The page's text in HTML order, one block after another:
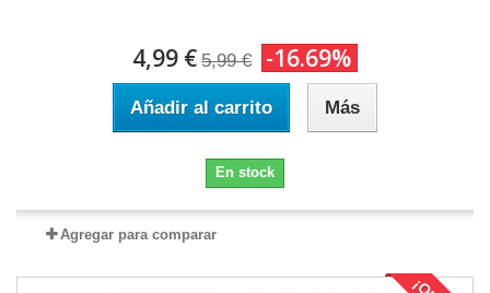
4,99 € 5,99 € -16.69%
Añadir al carrito Más
En stock
Agregar para comparar